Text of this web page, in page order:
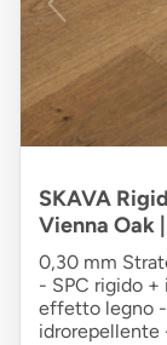
SKAVA
Vienna Oak
0,30 mm
- SPC rigido
effetto legno -
idrorepellente